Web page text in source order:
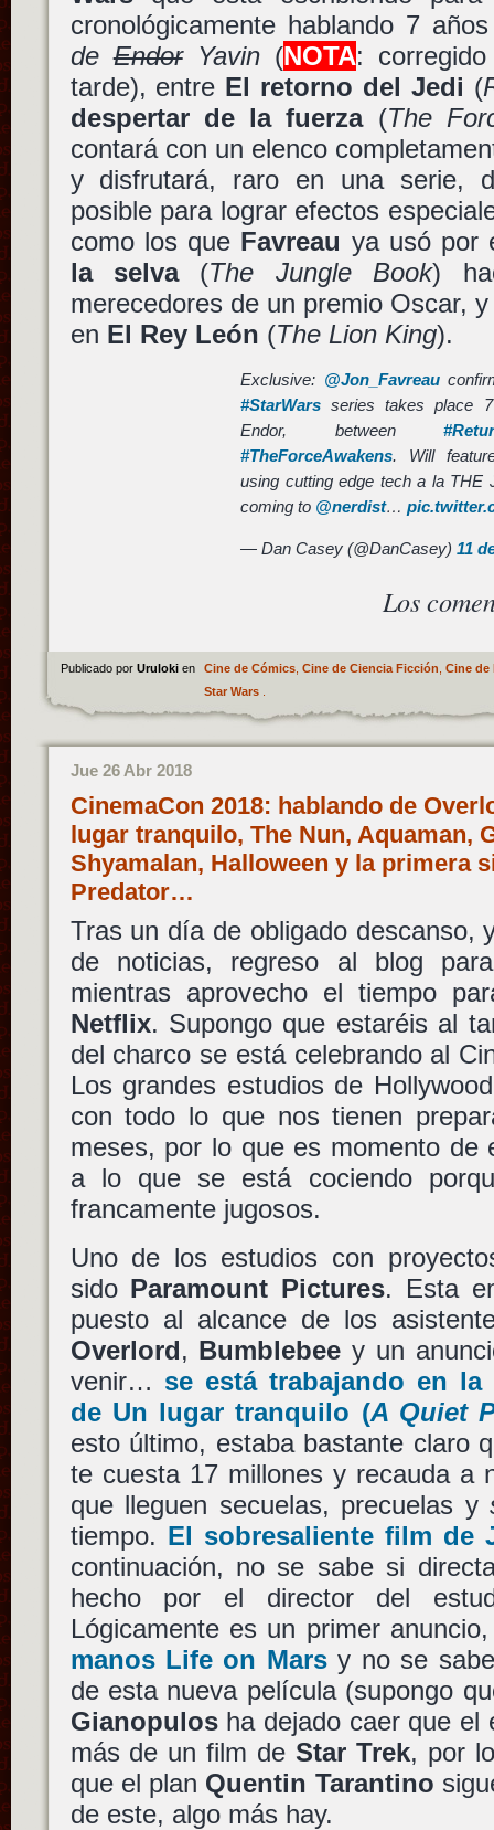
cronológicamente hablando 7
deEndorYavin(NOTA:
tarde), entre El retorno del Jedi (
despertar de la fuerza(The
contará con un elenco
y disfrutará, raro en una serie,
posible para lograr efectos
como los que Favreau ya usó por
la selva(The Jungle Book)
merecedores de un premio Oscar,
en El Rey León (The Lion King).
Exclusive: @Jon_Favreau
#StarWars series takes place
Endor, between
#TheForceAwakens. Will
using cutting edge tech a la THE
coming to @nerdist…
— Dan Casey (@DanCasey)11
Los
Publicado por Uruloki en Cine de Cómics, Cine de Ciencia Ficción, Cine de
Star Wars.
Jue 26 Abr 2018
CinemaCon 2018: hablando de
lugar tranquilo, The Nun, Aquaman,
Shyamalan, Halloween y la primera
Predator…
Tras un día de obligado descanso,
de noticias, regreso al blog
mientras aprovecho el tiempo
Netflix. Supongo que estaréis al
del charco se está celebrando al
Los grandes estudios de
con todo lo que nos tienen
meses, por lo que es momento de
a lo que se está cociendo
francamente jugosos.
Uno de los estudios con
sido Paramount Pictures. Esta
puesto al alcance de los
Overlord, Bumblebee y un
venir… se está trabajando en la
de Un lugar tranquilo (A Quiet
esto último, estaba bastante claro
te cuesta 17 millones y recauda a
que lleguen secuelas, precuelas y
tiempo. El sobresaliente film de
continuación, no se sabe si
hecho por el director del
Lógicamente es un primer
manos Life on Marsy no se
de esta nueva película (supongo
Gianopulosha dejado caer que el
más de un film deStar Trek, por
que el plan Quentin Tarantino
de este, algo más hay.